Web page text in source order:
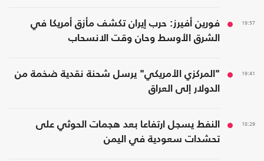
19:57
فورين أفيرز: حرب إيران تكشف مأزق أمريكا في
الشرق الأوسط وحان وقت الانسحاب
19:41
"المركزي الأمريكي" يرسل شحنة نقدية ضخمة من
الدولار إلى العراق
18:29
النفط يسجل ارتفاعا بعد هجمات الحوثي على
تحشدات سعودية في اليمن